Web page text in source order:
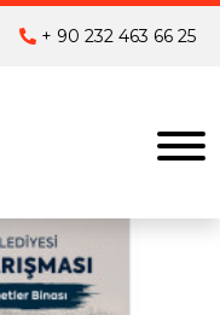
+ 90 232 463 66 25